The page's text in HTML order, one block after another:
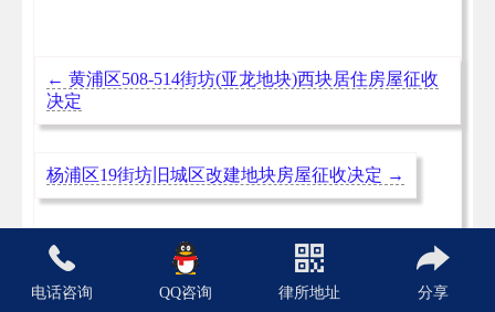
← 黄浦区508-514街坊(亚龙地块)西块居住房屋征收
决定
杨浦区19街坊旧城区改建地块房屋征收决定 →
电话咨询 QQ咨询 律所地址 分享